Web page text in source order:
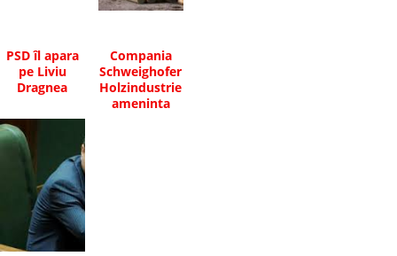
PSD îl apara
pe Liviu
Dragnea
Compania
Schweighofer
Holzindustrie
ameninta